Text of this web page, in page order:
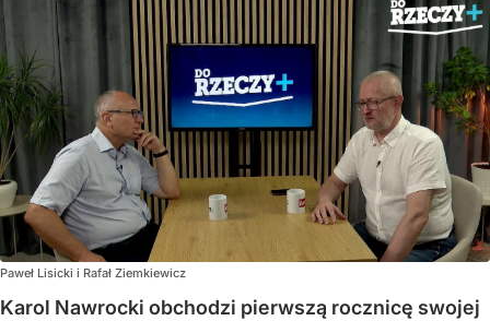
Paweł Lisicki i Rafał Ziemkiewicz
Karol Nawrocki obchodzi pierwszą rocznicę swojej